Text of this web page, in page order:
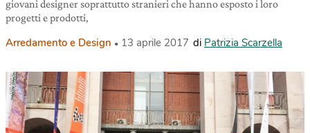
giovani designer soprattutto stranieri che hanno esposto i loro
progetti e prodotti,
Arredamento e Design 13 aprile 2017 di Patrizia Scarzella